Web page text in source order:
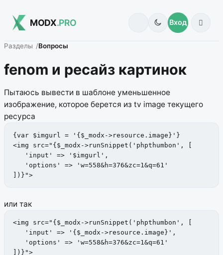
MODX.PRO Вход
Разделы Вопросы
fenom и ресайз картинок
Пытаюсь вывести в шаблоне уменьшенное
изображение, которое берется из tv image текущего
ресурса
{var $imgurl = '{$_modx->resource.image}'}
<img src="{$_modx->runSnippet('phpthumbon', [
   'input' => '$imgurl',
   'options' => 'w=558&h=376&zc=1&q=61'
])}">
или так
<img src="{$_modx->runSnippet('phpthumbon', [
   'input' => '{$_modx->resource.image}',
   'options' => 'w=558&h=376&zc=1&q=61'
])}">